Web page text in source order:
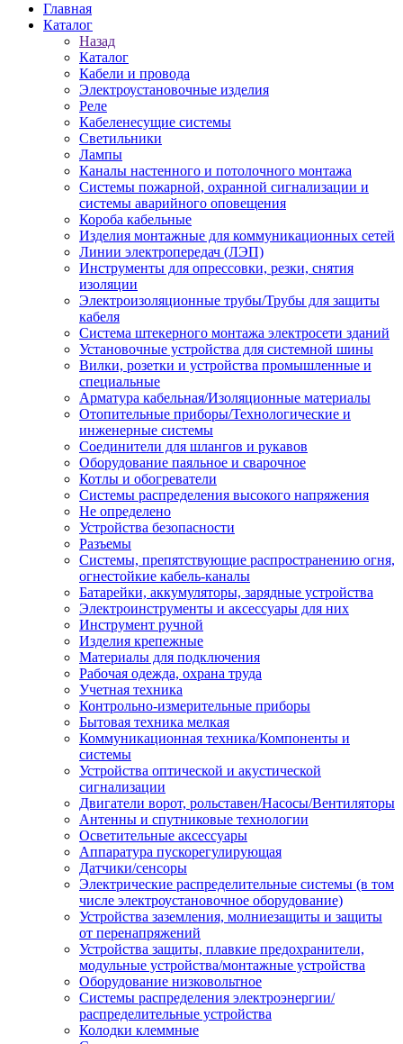
Главная
Каталог
Назад
Каталог
Кабели и провода
Электроустановочные изделия
Реле
Кабеленесущие системы
Светильники
Лампы
Каналы настенного и потолочного монтажа
Системы пожарной, охранной сигнализации и
системы аварийного оповещения
Короба кабельные
Изделия монтажные для коммуникационных сетей
Линии электропередач (ЛЭП)
Инструменты для опрессовки, резки, снятия
изоляции
Электроизоляционные трубы/Трубы для защиты
кабеля
Система штекерного монтажа электросети зданий
Установочные устройства для системной шины
Вилки, розетки и устройства промышленные и
специальные
Арматура кабельная/Изоляционные материалы
Отопительные приборы/Технологические и
инженерные системы
Соединители для шлангов и рукавов
Оборудование паяльное и сварочное
Котлы и обогреватели
Системы распределения высокого напряжения
Не определено
Устройства безопасности
Разъемы
Системы, препятствующие распространению огня,
огнестойкие кабель-каналы
Батарейки, аккумуляторы, зарядные устройства
Электроинструменты и аксессуары для них
Инструмент ручной
Изделия крепежные
Материалы для подключения
Рабочая одежда, охрана труда
Учетная техника
Контрольно-измерительные приборы
Бытовая техника мелкая
Коммуникационная техника/Компоненты и
системы
Устройства оптической и акустической
сигнализации
Двигатели ворот, рольставен/Насосы/Вентиляторы
Антенны и спутниковые технологии
Осветительные аксессуары
Аппаратура пускорегулирующая
Датчики/сенсоры
Электрические распределительные системы (в том
числе электроустановочное оборудование)
Устройства заземления, молниезащиты и защиты
от перенапряжений
Устройства защиты, плавкие предохранители,
модульные устройства/монтажные устройства
Оборудование низковольтное
Системы распределения электроэнергии/
распределительные устройства
Колодки клеммные